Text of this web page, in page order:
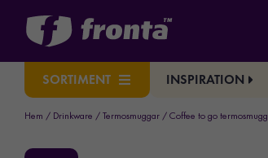
SORTIMENT INSPIRATION
Hem / Drinkware / Termosmuggar / Coffee to go termosmugg